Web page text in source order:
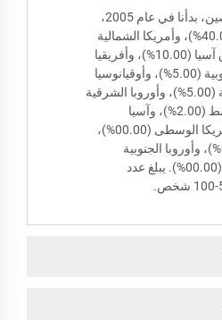
نحن مقرنا في خنان، الصين، بدأنا في عام 2005،
ونبيع للسوق المحلي (40.00%)، وأمريكا الشمالية
(15.00%)، وجنوب شرق آسيا (10.00%)، وأفريقيا
(10.00%)، وأمريكا الجنوبية (5.00%)، وأوقيانوسيا
(5.00%)، وأوروبا الغربية (5.00%)، وأوروبا الشرقية
(3.00%)، والشرق الأوسط (2.00%)، وآسيا
الشرقية (00.00%)، وأمريكا الوسطى (00.00%)،
وأوروبا الشمالية (00.00%)، وأوروبا الجنوبية
(00.00%)، وجنوب آسيا (00.00%). يبلغ عدد